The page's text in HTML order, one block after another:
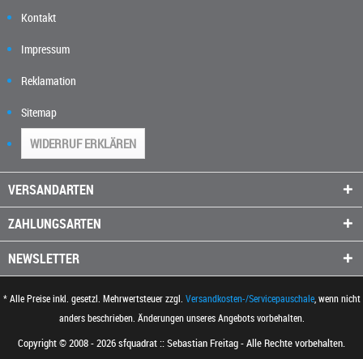
Kontakt
Impressum
Reklamation
Sitemap
WIDERRUF ERKLÄREN
VERSANDARTEN
ZAHLUNGSARTEN
NEWSLETTER
* Alle Preise inkl. gesetzl. Mehrwertsteuer zzgl. Versandkosten-/Servicepauschale, wenn nicht
anders beschrieben. Änderungen unseres Angebots vorbehalten.
Copyright © 2008 - 2026 sfquadrat :: Sebastian Freitag - Alle Rechte vorbehalten.